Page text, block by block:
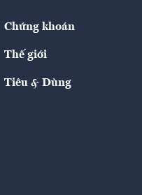
Chứng khoán
Thế giới
Tiêu & Dùng